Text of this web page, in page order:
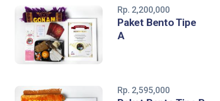
Rp. 2,200,000
Paket Bento Tipe
A
Rp. 2,595,000